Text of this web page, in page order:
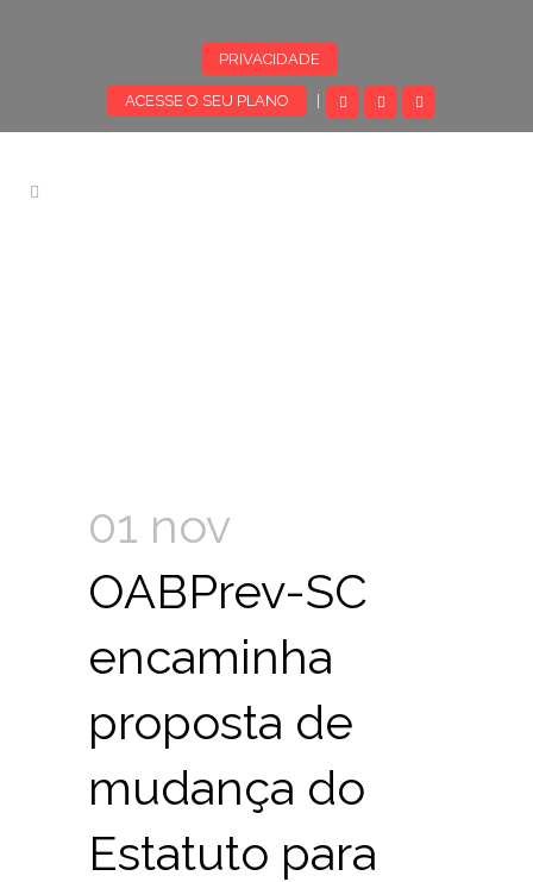
PRIVACIDADE
ACESSE O SEU PLANO
01 nov
OABPrev-SC
encaminha
proposta de
mudança do
Estatuto para